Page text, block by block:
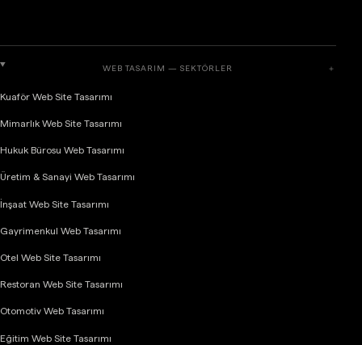
WEB TASARIM — SEKTÖRLER ＋
Kuaför Web Site Tasarımı
Mimarlık Web Site Tasarımı
Hukuk Bürosu Web Tasarımı
Üretim & Sanayi Web Tasarımı
İnşaat Web Site Tasarımı
Gayrimenkul Web Tasarımı
Otel Web Site Tasarımı
Restoran Web Site Tasarımı
Otomotiv Web Tasarımı
Eğitim Web Site Tasarımı